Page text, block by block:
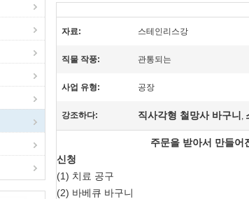
자료: 스테인리스강
직물 작풍: 관통되는
사업 유형: 공장
강조하다: 직사각형 철망사 바구니 ,
주문을 받아서 만들어
신청
(1) 치료 공구
(2) 바베큐 바구니